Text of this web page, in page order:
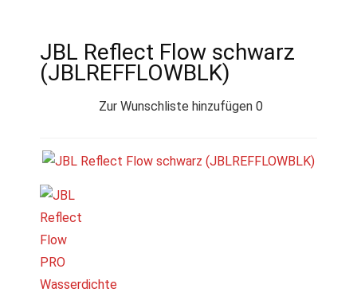
JBL Reflect Flow schwarz
(JBLREFFLOWBLK)
Zur Wunschliste hinzufügen 0